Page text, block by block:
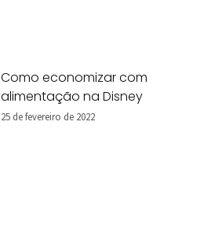
Como economizar com
alimentação na Disney
25 de fevereiro de 2022